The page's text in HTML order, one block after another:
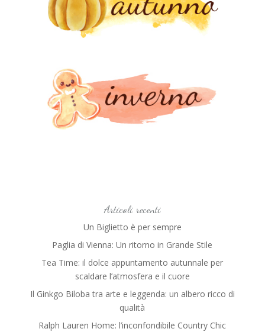
Articoli recenti
Un Biglietto è per sempre
Paglia di Vienna: Un ritorno in Grande Stile
Tea Time: il dolce appuntamento autunnale per
scaldare l’atmosfera e il cuore
Il Ginkgo Biloba tra arte e leggenda: un albero ricco di
qualità
Ralph Lauren Home: l’inconfondibile Country Chic